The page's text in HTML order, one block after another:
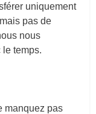
uniquement
pas de
nous
temps.
manquez pas